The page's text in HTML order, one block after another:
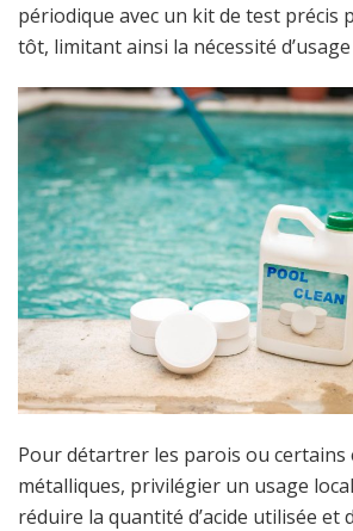
périodique avec un kit de test précis
tôt, limitant ainsi la nécessité d’usage
Pour détartrer les parois ou certains
métalliques, privilégier un usage
réduire la quantité d’acide utilisée et